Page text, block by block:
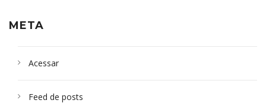
META
Acessar
Feed de posts